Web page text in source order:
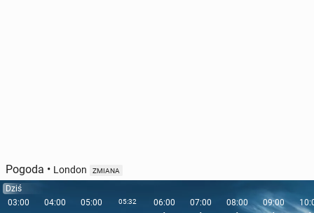
Pogoda • London ZMIANA
Dziś
03:00
04:00 05:00 05:32 06:00 07:00 08:00 09:00